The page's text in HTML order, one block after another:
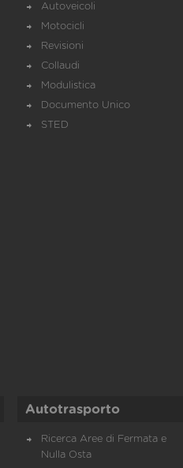
Autoveicoli
Motocicli
Revisioni
Collaudi
Modulistica
Documento Unico
STED
Autotrasporto
Ricerca Aree di Fermata e
Nulla Osta